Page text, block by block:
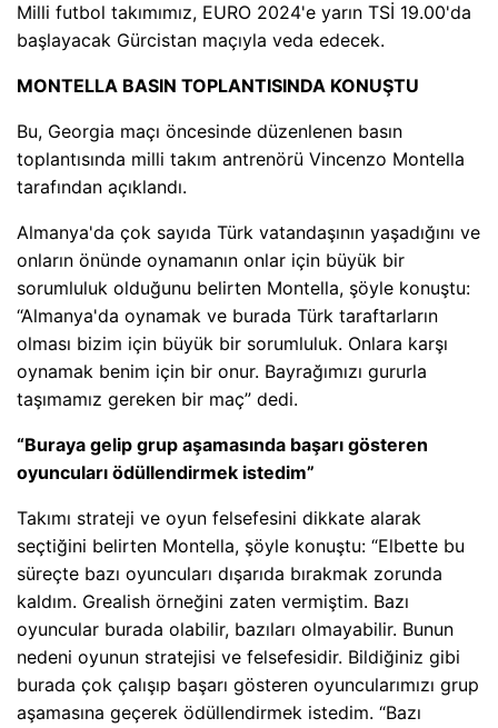
Milli futbol takımımız, EURO 2024'e yarın TSİ 19.00'da
başlayacak Gürcistan maçıyla veda edecek.
MONTELLA BASIN TOPLANTISINDA KONUŞTU
Bu, Georgia maçı öncesinde düzenlenen basın
toplantısında milli takım antrenörü Vincenzo Montella
tarafından açıklandı.
Almanya'da çok sayıda Türk vatandaşının yaşadığını ve
onların önünde oynamanın onlar için büyük bir
sorumluluk olduğunu belirten Montella, şöyle konuştu:
“Almanya'da oynamak ve burada Türk taraftarların
olması bizim için büyük bir sorumluluk. Onlara karşı
oynamak benim için bir onur. Bayrağımızı gururla
taşımamız gereken bir maç” dedi.
“Buraya gelip grup aşamasında başarı gösteren
oyuncuları ödüllendirmek istedim”
Takımı strateji ve oyun felsefesini dikkate alarak
seçtiğini belirten Montella, şöyle konuştu: “Elbette bu
süreçte bazı oyuncuları dışarıda bırakmak zorunda
kaldım. Grealish örneğini zaten vermiştim. Bazı
oyuncular burada olabilir, bazıları olmayabilir. Bunun
nedeni oyunun stratejisi ve felsefesidir. Bildiğiniz gibi
burada çok çalışıp başarı gösteren oyuncularımızı grup
aşamasına geçerek ödüllendirmek istedim. “Bazı